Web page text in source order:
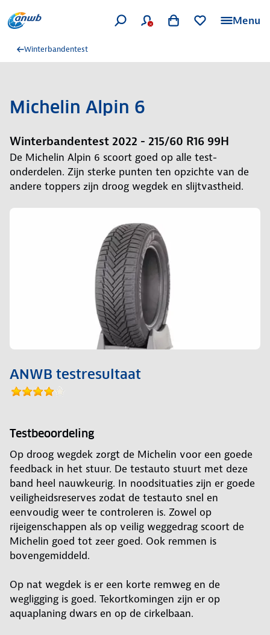
Menu
Winterbandentest
Michelin Alpin 6
Winterbandentest 2022 - 215/60 R16 99H
De Michelin Alpin 6 scoort goed op alle test-
onderdelen. Zijn sterke punten ten opzichte van de
andere toppers zijn droog wegdek en slijtvastheid.
ANWB testresultaat
Testbeoordeling
Op droog wegdek zorgt de Michelin voor een goede
feedback in het stuur. De testauto stuurt met deze
band heel nauwkeurig. In noodsituaties zijn er goede
veiligheidsreserves zodat de testauto snel en
eenvoudig weer te controleren is. Zowel op
rijeigenschappen als op veilig weggedrag scoort de
Michelin goed tot zeer goed. Ook remmen is
bovengemiddeld.
Op nat wegdek is er een korte remweg en de
wegligging is goed. Tekortkomingen zijn er op
aquaplaning dwars en op de cirkelbaan.